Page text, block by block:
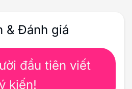
& Đánh giá
đầu tiên viết
kiến!